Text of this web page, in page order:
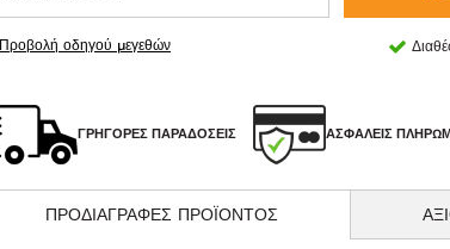
Προβολή οδηγού μεγεθών
ΓΡΉΓΟΡΕΣ ΠΑΡΑΔΌΣΕΙΣ ΑΣΦΑΛΕΊΣ
ΠΡΟΔΙΑΓΡΑΦΕΣ ΠΡΟΪΟΝΤΟΣ